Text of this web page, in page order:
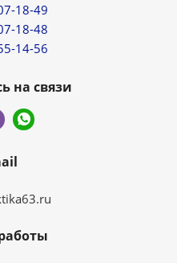
18-49
18-48
14-56
на связи